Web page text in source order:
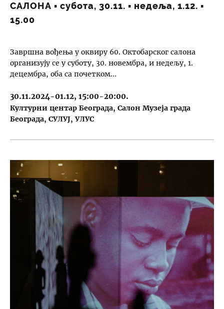
САЛОНА ▪︎ субота, 30.11. ▪︎ недеља, 1.12. ▪︎
15.00
Завршна вођења у оквиру 60. Октобарског салона
организују се у суботу, 30. новембра, и недељу, 1.
децембра, оба са почетком…
30.11.2024-01.12, 15:00-20:00.
Културни центар Београда Салон Музеја града
Београда СУЛУЈ УЛУС